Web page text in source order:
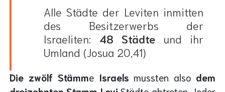
Alle Städte der Leviten inmitten
des Besitzerwerbs der
Israeliten: 48 Städte und ihr
Umland (Josua 20,41)
Die zwölf Stämme Israels mussten also dem